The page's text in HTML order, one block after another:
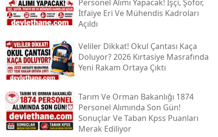
Personel Alımı Yapacak! İşçi, Şoför,
İtfaiye Eri Ve Mühendis Kadroları
Açıldı
Veliler Dikkat! Okul Çantası Kaça
Doluyor? 2026 Kırtasiye Masrafında
Yeni Rakam Ortaya Çıktı
Tarım Ve Orman Bakanlığı 1874
Personel Alımında Son Gün!
Sonuçlar Ve Taban Kpss Puanları
Merak Ediliyor